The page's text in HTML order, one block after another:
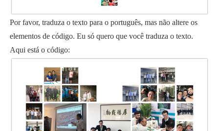
Por favor, traduza o texto para o português, mas não altere os
elementos de código. Eu só quero que você traduza o texto.
Aqui está o código: